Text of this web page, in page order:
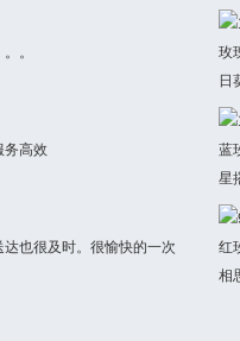
。
务高效
也很及时。很愉快的一次